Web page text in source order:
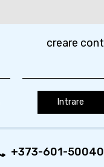
+373-601-50040
creare cont